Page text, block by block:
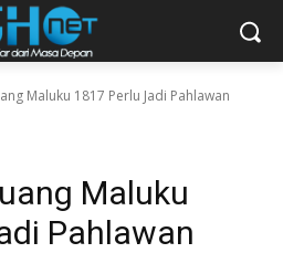
Maluku 1817 Perlu Jadi Pahlawan
Maluku
Pahlawan